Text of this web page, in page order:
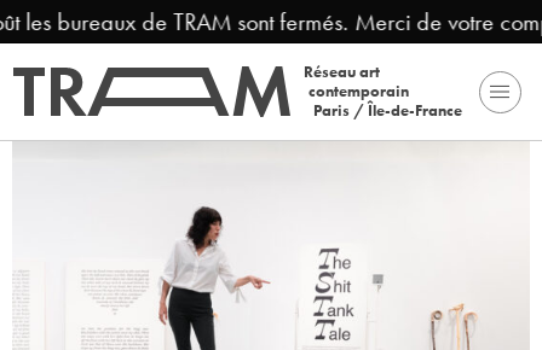
bureaux de TRAM sont fermés. Merci de votre
Réseau art
contemporain
Paris / Île-de-France